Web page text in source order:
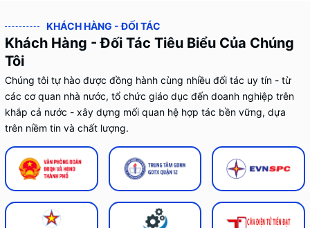
KHÁCH HÀNG - ĐỐI TÁC
Khách Hàng - Đối Tác Tiêu Biểu Của Chúng
Tôi
Chúng tôi tự hào được đồng hành cùng nhiều đối tác uy tín - từ
các cơ quan nhà nước, tổ chức giáo dục đến doanh nghiệp trên
khắp cả nước - xây dựng mối quan hệ hợp tác bền vững, dựa
trên niềm tin và chất lượng.